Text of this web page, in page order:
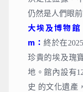
仍然是人們眼前
大埃及博物
m：終於在
珍貴的埃及瑰
地。館內設有
史 的文化遺產